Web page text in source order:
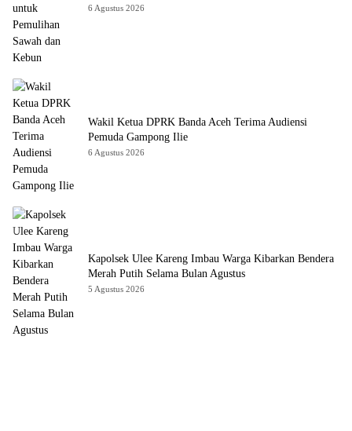
6 Agustus 2026
Wakil Ketua DPRK Banda Aceh Terima Audiensi
Pemuda Gampong Ilie
6 Agustus 2026
Kapolsek Ulee Kareng Imbau Warga Kibarkan Bendera
Merah Putih Selama Bulan Agustus
5 Agustus 2026